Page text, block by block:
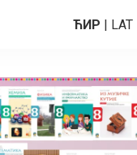
ЋИР | LAT